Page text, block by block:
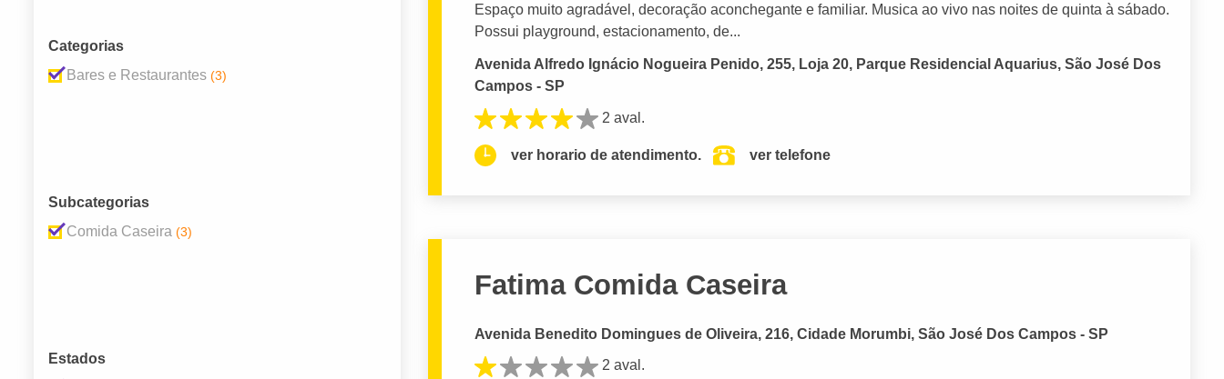
Categorias
Bares e Restaurantes (3)
Subcategorias
Comida Caseira (3)
Estados
Espaço muito agradável, decoração aconchegante e familiar. Musica ao vivo nas noites de quinta à sábado.
Possui playground, estacionamento, de...
Avenida Alfredo Ignácio Nogueira Penido, 255, Loja 20, Parque Residencial Aquarius, São José Dos
Campos - SP
2 aval.
ver horario de atendimento. ver telefone
Fatima Comida Caseira
Avenida Benedito Domingues de Oliveira, 216, Cidade Morumbi, São José Dos Campos - SP
2 aval.